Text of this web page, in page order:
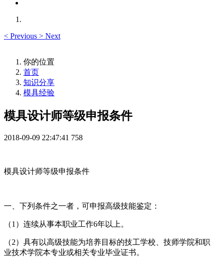
< Previous > Next
你的位置
首页
知识分享
模具经验
模具设计师等级申报条件
2018-09-09 22:47:41 758
模具设计师等级申报条件
一、下列条件之一者，可申报高级技能鉴定：
（1）连续从事本职业工作6年以上。
（2）具有以高级技能为培养目标的技工学校、技师学院和职
业技术学院本专业或相关专业毕业证书。